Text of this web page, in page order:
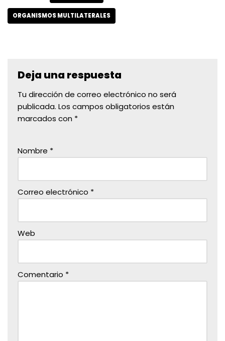
ORGANISMOS MULTILATERALES
Deja una respuesta
Tu dirección de correo electrónico no será
publicada. Los campos obligatorios están
marcados con *
Nombre *
Correo electrónico *
Web
Comentario *